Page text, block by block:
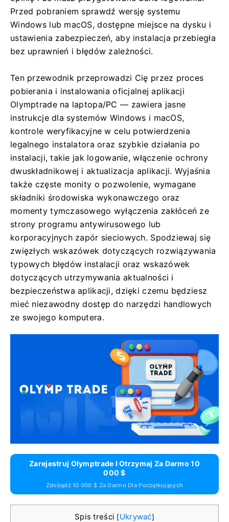
Przed pobraniem sprawdź wersję systemu
Windows lub macOS, dostępne miejsce na dysku i
ustawienia zabezpieczeń, aby instalacja przebiegła
bez uprawnień i błędów zależności.
Ten przewodnik przeprowadzi Cię przez proces
pobierania i instalowania oficjalnej aplikacji
Olymptrade na laptopa/PC — zawiera jasne
instrukcje dla systemów Windows i macOS,
kontrole weryfikacyjne w celu potwierdzenia
legalnego instalatora oraz szybkie działania po
instalacji, takie jak logowanie, włączenie ochrony
dwuskładnikowej i aktualizacja aplikacji. Wyjaśnia
także częste monity o pozwolenie, wymagane
składniki środowiska wykonawczego oraz
momenty tymczasowego wyłączenia zakłóceń ze
strony programu antywirusowego lub
korporacyjnych zapór sieciowych. Spodziewaj się
zwięzłych wskazówek dotyczących rozwiązywania
typowych błędów instalacji oraz wskazówek
dotyczących utrzymywania aktualności i
bezpieczeństwa aplikacji, dzięki czemu będziesz
mieć niezawodny dostęp do narzędzi handlowych
ze swojego komputera.
Zarejestruj Olymptrade I Otrzymaj Za Darmo 10
000 $
Zdobądź 10 000 $ Za Darmo Dla Początkujących
Spis treści [Ukrywać]